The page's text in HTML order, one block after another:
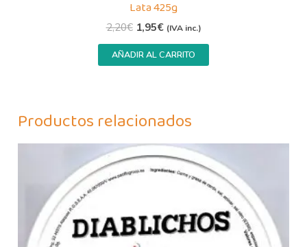
Lata 425g
2,20€ 1,95€ (IVA inc.)
AÑADIR AL CARRITO
Productos relacionados